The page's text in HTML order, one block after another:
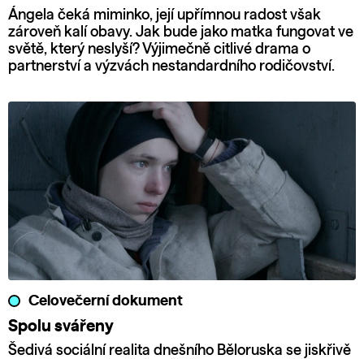
Ángela čeká miminko, její upřímnou radost však
zároveň kalí obavy. Jak bude jako matka fungovat ve
světě, který neslyší? Výjimečně citlivé drama o
partnerství a výzvách nestandardního rodičovství.
Celovečerní dokument
Spolu svářeny
Šedivá sociální realita dnešního Běloruska se jiskřivě